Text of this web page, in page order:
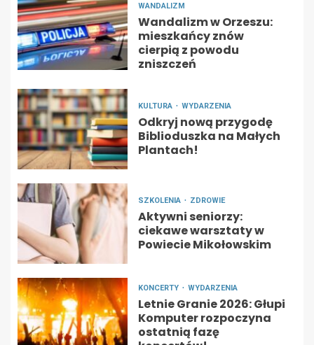
WANDALIZM
Wandalizm w Orzeszu:
mieszkańcy znów
cierpią z powodu
zniszczeń
KULTURA WYDARZENIA
Odkryj nową przygodę
Biblioduszka na Małych
Plantach!
SZKOLENIA ZDROWIE
Aktywni seniorzy:
ciekawe warsztaty w
Powiecie Mikołowskim
KONCERTY WYDARZENIA
Letnie Granie 2026: Głupi
Komputer rozpoczyna
ostatnią fazę